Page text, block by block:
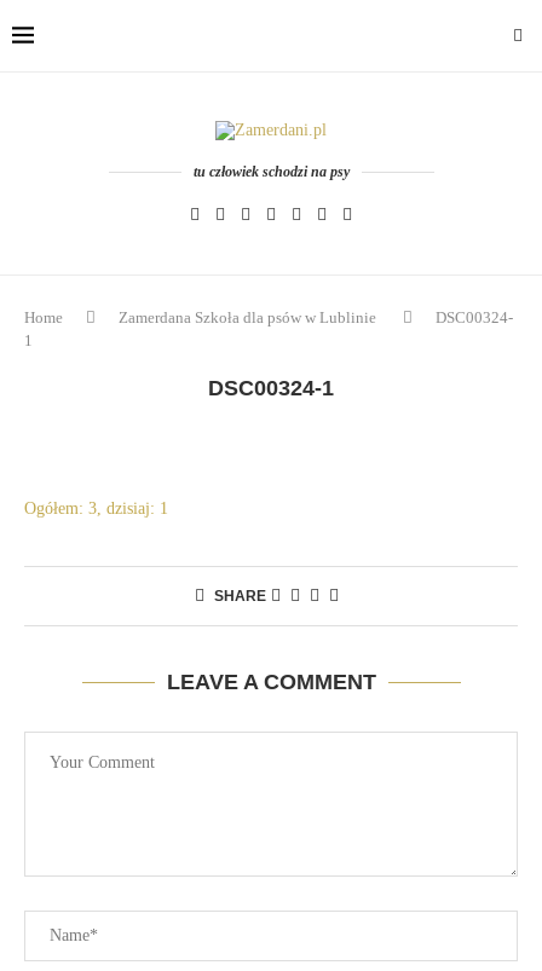
tu człowiek schodzi na psy
Home Zamerdana Szkoła dla psów w Lublinie
DSC00324-
1
DSC00324-1
Ogółem: 3, dzisiaj: 1
SHARE
LEAVE A COMMENT